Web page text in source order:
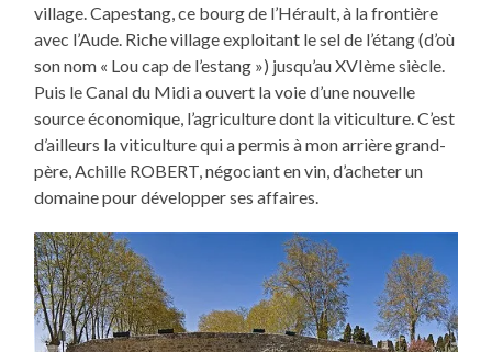
village. Capestang, ce bourg de l’Hérault, à la frontière
avec l’Aude. Riche village exploitant le sel de l’étang (d’où
son nom « Lou cap de l’estang ») jusqu’au XVIème siècle.
Puis le Canal du Midi a ouvert la voie d’une nouvelle
source économique, l’agriculture dont la viticulture. C’est
d’ailleurs la viticulture qui a permis à mon arrière grand-
père, Achille ROBERT, négociant en vin, d’acheter un
domaine pour développer ses affaires.